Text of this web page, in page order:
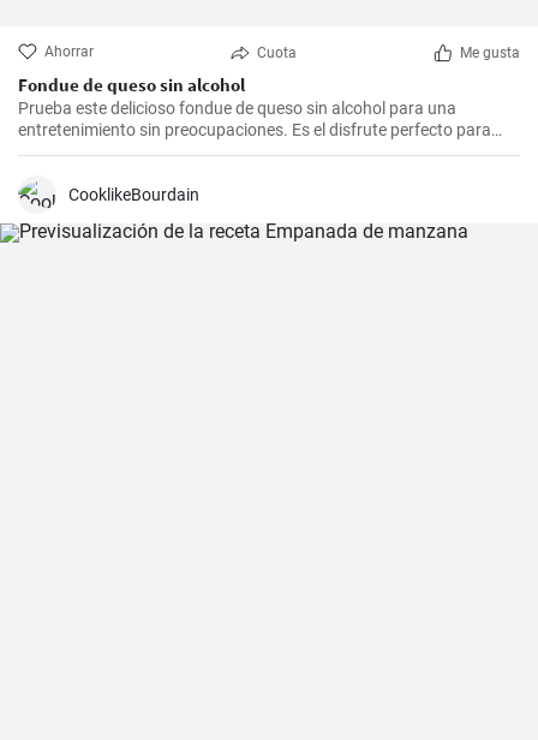
Ahorrar Cuota Me gusta
Fondue de queso sin alcohol
Prueba este delicioso fondue de queso sin alcohol para una
entretenimiento sin preocupaciones. Es el disfrute perfecto para
una noche acogedora con amigos y familiares. Sírvelo con tus
frutas para una experiencia culinaria inolvidable.
CooklikeBourdain